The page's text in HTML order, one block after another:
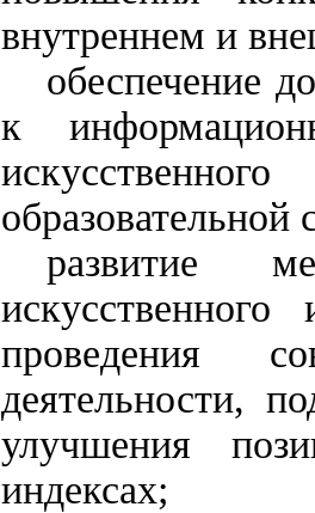
внутреннем и
обеспечение
к
образовательной
развитие
проведения
деятельности,
улучшения
индексах;